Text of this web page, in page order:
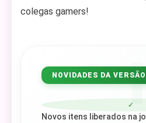
colegas gamers!
NOVIDADES DA VERSÃO
✓
Novos itens liberados na